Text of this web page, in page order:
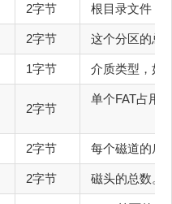
2字节 根目录
2字节 这个
1字节 介质类型
2字节
单个
2字节 每个
2字节 磁